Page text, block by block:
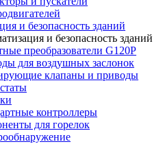
и безопасность зданий
и безопасность зданий
преобразователи G120P
для воздушных заслонок
клапаны и приводы
контроллеры
для горелок